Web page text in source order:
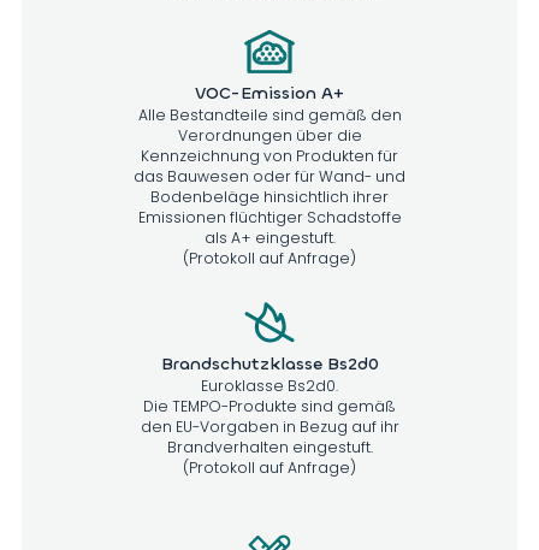
VOC-Emission A+
Alle Bestandteile sind gemäß den
Verordnungen über die
Kennzeichnung von Produkten für
das Bauwesen oder für Wand- und
Bodenbeläge hinsichtlich ihrer
Emissionen flüchtiger Schadstoffe
als A+ eingestuft.
(Protokoll auf Anfrage)
Brandschutzklasse Bs2d0
Euroklasse Bs2d0.
Die TEMPO-Produkte sind gemäß
den EU-Vorgaben in Bezug auf ihr
Brandverhalten eingestuft.
(Protokoll auf Anfrage)